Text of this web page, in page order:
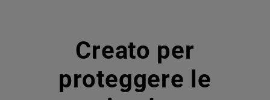
Creato per
proteggere le